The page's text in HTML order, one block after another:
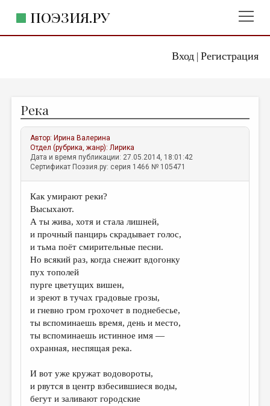
Вход| Регистрация
ПОЭЗИЯ.РУ
ЖАНРЫ
АВТОРЫ
КОММЕНТАРИИ
ЛИТСАЛОН
НОВОСТИ
ПРАВИЛА САЙТА
ОТДЕЛЫ И РУБРИКИ
ИЗБРАННОЕ
ДАЙДЖЕСТ
ПРОИЗВЕДЕНИЯ
ПЕРЕВОДЫ
КОНКУРСЫ
ДЕТСКАЯ КОМНАТА
КНИЖНАЯ ПОЛКА
Река
Автор: Ирина Валерина
Отдел (рубрика, жанр):Лирика
Дата и время публикации: 27.05.2014, 18:01:42
Сертификат Поэзия.ру: серия 1466 № 105471
Как умирают реки?
Высыхают.
А ты жива, хотя и стала лишней,
и прочный панцирь скрадывает голос,
и тьма поёт смирительные песни.
Но всякий раз, когда снежит вдогонку
пух тополей
пурге цветущих вишен,
и зреют в тучах градовые грозы,
и гневно гром грохочет в поднебесье,
ты вспоминаешь время, день и место,
ты вспоминаешь истинное имя —
охранная, неспящая река.
И вот уже кружат водовороты,
и рвутся в центр взбесившиеся воды,
бегут и заливают городские